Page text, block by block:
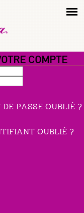
COMPTE
DE PASSE OUBLIÉ ?
OUBLIÉ ?